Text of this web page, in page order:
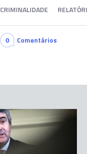
CRIMINALIDADE
0 Comentários